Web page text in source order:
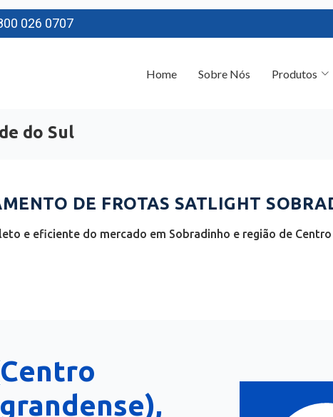
026 0707
do Sul
DE FROTAS SATLIGHT
e eficiente do mercado em Sobradinho e região de Centro